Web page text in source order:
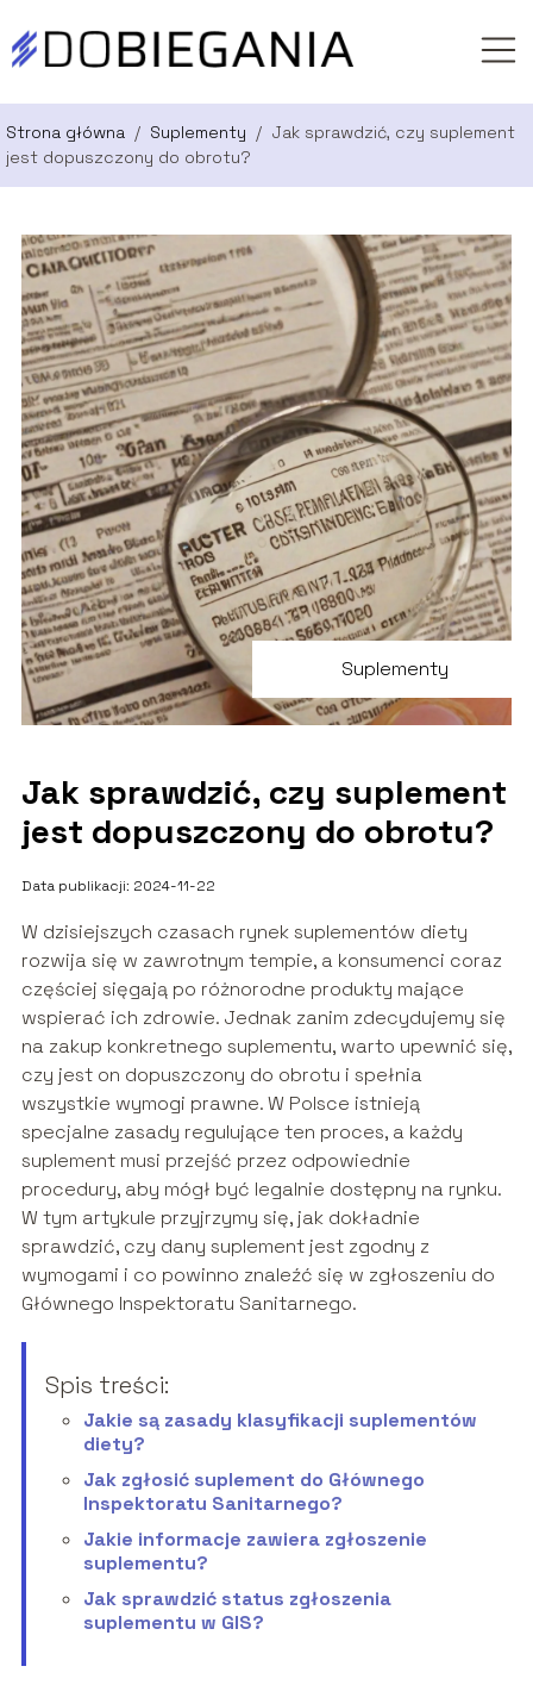
Strona główna / Suplementy / Jak sprawdzić, czy suplement
jest dopuszczony do obrotu?
Suplementy
Jak sprawdzić, czy suplement
jest dopuszczony do obrotu?
Data publikacji: 2024-11-22
W dzisiejszych czasach rynek suplementów diety
rozwija się w zawrotnym tempie, a konsumenci coraz
częściej sięgają po różnorodne produkty mające
wspierać ich zdrowie. Jednak zanim zdecydujemy się
na zakup konkretnego suplementu, warto upewnić się,
czy jest on dopuszczony do obrotu i spełnia
wszystkie wymogi prawne. W Polsce istnieją
specjalne zasady regulujące ten proces, a każdy
suplement musi przejść przez odpowiednie
procedury, aby mógł być legalnie dostępny na rynku.
W tym artykule przyjrzymy się, jak dokładnie
sprawdzić, czy dany suplement jest zgodny z
wymogami i co powinno znaleźć się w zgłoszeniu do
Głównego Inspektoratu Sanitarnego.
Spis treści:
Jakie są zasady klasyfikacji suplementów
diety?
Jak zgłosić suplement do Głównego
Inspektoratu Sanitarnego?
Jakie informacje zawiera zgłoszenie
suplementu?
Jak sprawdzić status zgłoszenia
suplementu w GIS?